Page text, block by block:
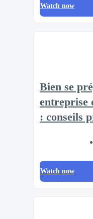
Watch now
Bien se
entreprise
: conseils
Watch now